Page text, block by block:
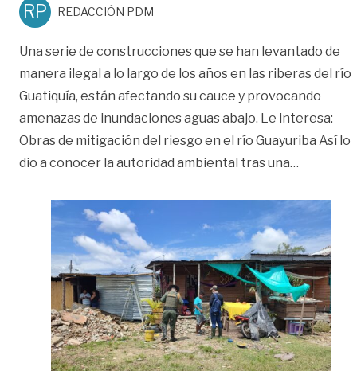
RP REDACCIÓN PDM
Una serie de construcciones que se han levantado de
manera ilegal a lo largo de los años en las riberas del río
Guatiquía, están afectando su cauce y provocando
amenazas de inundaciones aguas abajo. Le interesa:
Obras de mitigación del riesgo en el río Guayuriba Así lo
dio a conocer la autoridad ambiental tras una…